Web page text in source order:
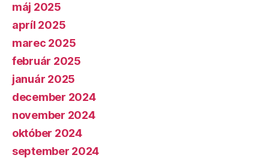
máj 2025
apríl 2025
marec 2025
február 2025
január 2025
december 2024
november 2024
október 2024
september 2024